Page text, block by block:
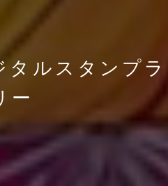
タルスタンプラ
ー